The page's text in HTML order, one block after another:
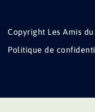
Copyright Les Amis
Politique de